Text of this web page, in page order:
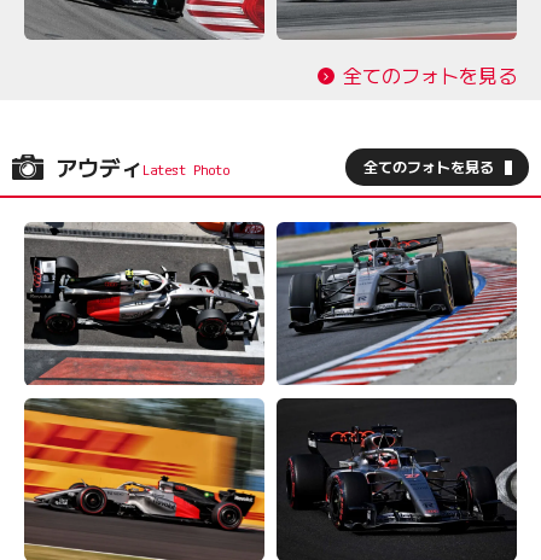
全てのフォトを見る
アウディ 全てのフォトを見る